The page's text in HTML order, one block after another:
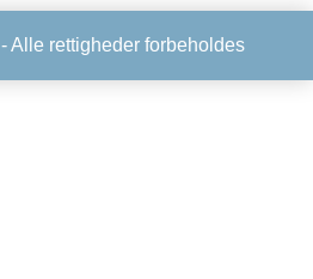
- Alle rettigheder forbeholdes